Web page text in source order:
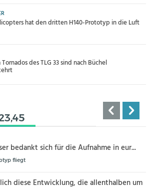
hat den dritten H140-Prototyp in die Luft
des TLG 33 sind nach Büchel
bedankt sich für die Aufnahme in eur...
fliegt
diese Entwicklung, die allenthalben um